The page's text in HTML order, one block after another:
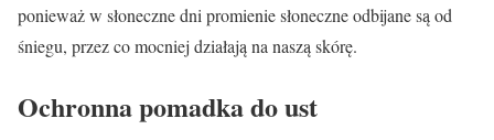
ponieważ w słoneczne dni promienie słoneczne odbijane są od
śniegu, przez co mocniej działają na naszą skórę.
Ochronna pomadka do ust